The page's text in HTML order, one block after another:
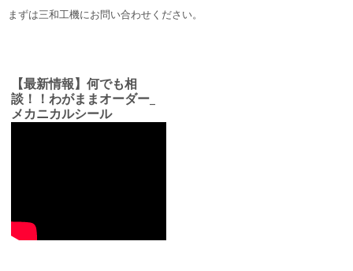
まずは三和工機にお問い合わせください。
【最新情報】何でも相
談！！わがままオーダー_
メカニカルシール